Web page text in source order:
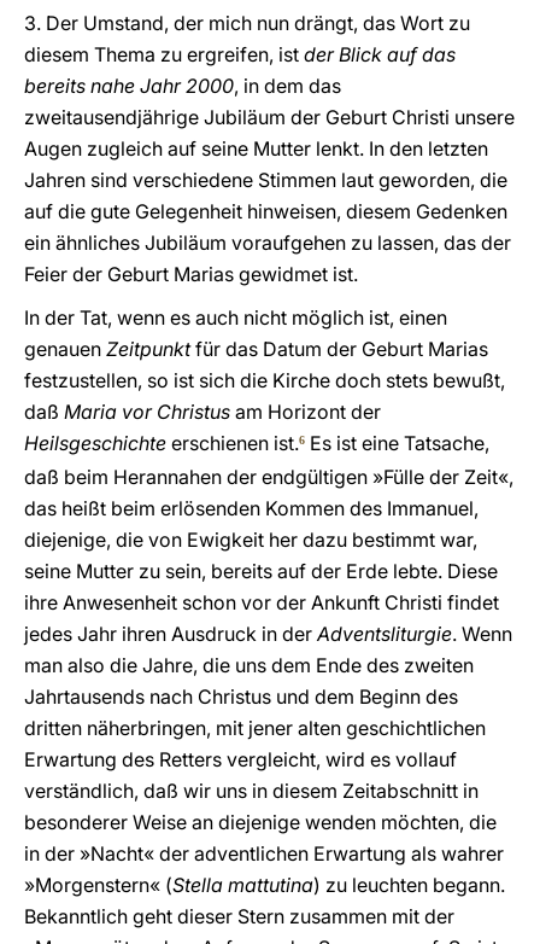
3. Der Umstand, der mich nun drängt, das Wort zu
diesem Thema zu ergreifen, ist der Blick auf das
bereits nahe Jahr 2000, in dem das
zweitausendjährige Jubiläum der Geburt Christi unsere
Augen zugleich auf seine Mutter lenkt. In den letzten
Jahren sind verschiedene Stimmen laut geworden, die
auf die gute Gelegenheit hinweisen, diesem Gedenken
ein ähnliches Jubiläum voraufgehen zu lassen, das der
Feier der Geburt Marias gewidmet ist.
In der Tat, wenn es auch nicht möglich ist, einen
genauen Zeitpunktfür das Datum der Geburt Marias
festzustellen, so ist sich die Kirche doch stets bewußt,
daß Maria vor Christus am Horizont der
Heilsgeschichte erschienen ist.6 Es ist eine Tatsache,
daß beim Herannahen der endgültigen »Fülle der Zeit«,
das heißt beim erlösenden Kommen des Immanuel,
diejenige, die von Ewigkeit her dazu bestimmt war,
seine Mutter zu sein, bereits auf der Erde lebte. Diese
ihre Anwesenheit schon vor der Ankunft Christi findet
jedes Jahr ihren Ausdruck in derAdventsliturgie. Wenn
man also die Jahre, die uns dem Ende des zweiten
Jahrtausends nach Christus und dem Beginn des
dritten näherbringen, mit jener alten geschichtlichen
Erwartung des Retters vergleicht, wird es vollauf
verständlich, daß wir uns in diesem Zeitabschnitt in
besonderer Weise an diejenige wenden möchten, die
in der »Nacht« der adventlichen Erwartung als wahrer
»Morgenstern« (Stella mattutina) zu leuchten begann.
Bekanntlich geht dieser Stern zusammen mit der